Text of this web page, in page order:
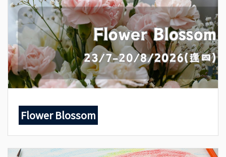
Flower Blossom